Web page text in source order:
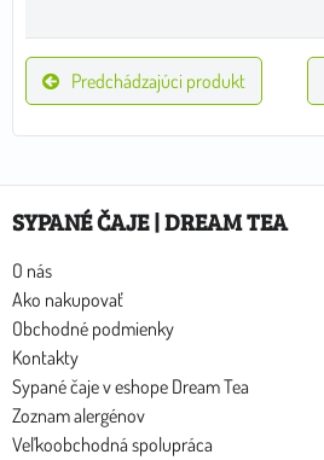
Predchádzajúci produkt
SYPANÉ ČAJE | DREAM TEA
O nás
Ako nakupovať
Obchodné podmienky
Kontakty
Sypané čaje v eshope Dream Tea
Zoznam alergénov
Veľkoobchodná spolupráca